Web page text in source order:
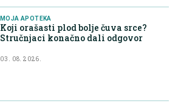
MOJA APOTEKA
Koji orašasti plod bolje čuva srce?
Stručnjaci konačno dali odgovor
03. 08. 2026.